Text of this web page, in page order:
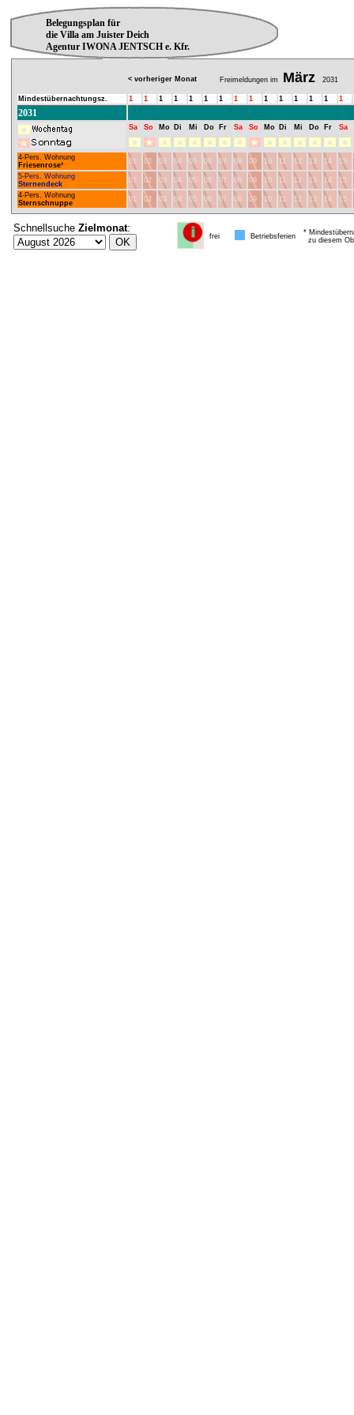
Belegungsplan für
die Villa am Juister Deich
Agentur IWONA JENTSCH e. Kfr.
< vorheriger Monat Freimeldungen im März 2031
Mindestübernachtungsz. 1 1 1 1 1 1 1 1 1 1 1 1 1 1 1
2031
Sa So Mo Di Mi Do Fr Sa So Mo Di Mi Do Fr Sa
4-Pers. Wohnung
Friesenrose* 01 02 03 04 05 06 07 08 09 10 11 12 13 14
15
5-Pers. Wohnung
Sternendeck
01 02 03 04 05 06 07 08 09 10 11 12 13 14
15
4-Pers. Wohnung
Sternschnuppe
01 02 03 04 05 06 07 08 09 10 11 12 13 14 15
Schnellsuche Zielmonat:
frei Betriebsferien
*
zu diesem